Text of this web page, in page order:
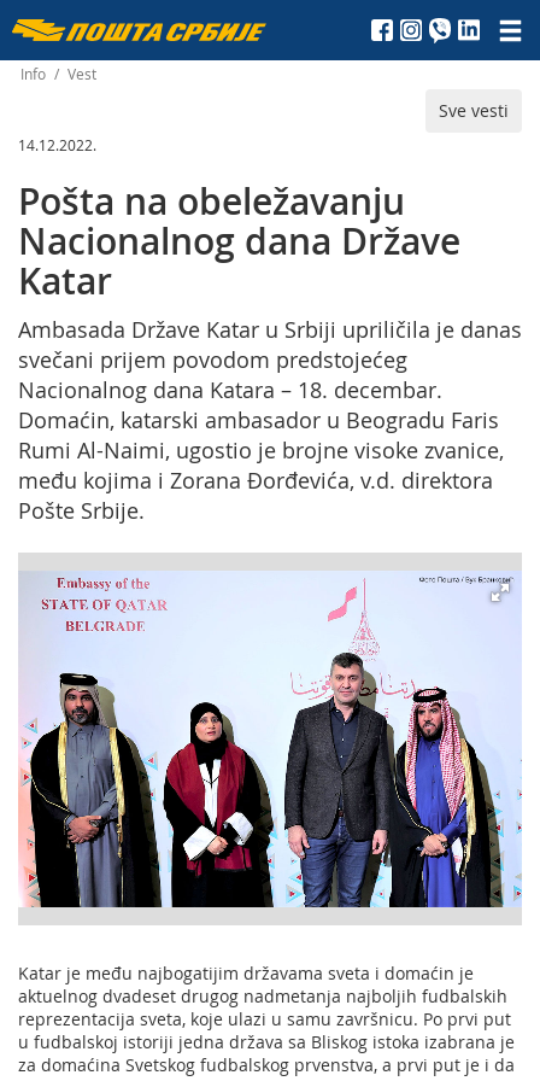
Пошта
Србије
д.о.о.
Info / Vest
Sve vesti
14.12.2022.
Pošta na obeležavanju
Nacionalnog dana Države
Katar
Ambasada Države Katar u Srbiji upriličila je danas
svečani prijem povodom predstojećeg
Nacionalnog dana Katara – 18. decembar.
Domaćin, katarski ambasador u Beogradu Faris
Rumi Al-Naimi, ugostio je brojne visoke zvanice,
među kojima i Zorana Đorđevića, v.d. direktora
Pošte Srbije.
Katar je među najbogatijim državama sveta i domaćin je
aktuelnog dvadeset drugog nadmetanja najboljih fudbalskih
reprezentacija sveta, koje ulazi u samu završnicu. Po prvi put
u fudbalskoj istoriji jedna država sa Bliskog istoka izabrana je
za domaćina Svetskog fudbalskog prvenstva, a prvi put je i da